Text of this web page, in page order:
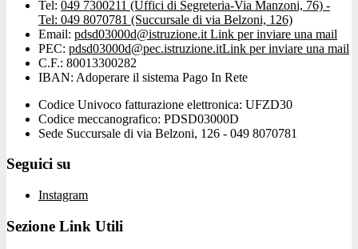
Tel: 049 7300211 (Uffici di Segreteria-Via Manzoni, 76) -
Tel: 049 8070781 (Succursale di via Belzoni, 126)
Email: pdsd03000d@istruzione.it Link per inviare una mail
PEC: pdsd03000d@pec.istruzione.itLink per inviare una mail
C.F.: 80013300282
IBAN: Adoperare il sistema Pago In Rete
Codice Univoco fatturazione elettronica: UFZD30
Codice meccanografico: PDSD03000D
Sede Succursale di via Belzoni, 126 - 049 8070781
Seguici su
Instagram
Sezione Link Utili